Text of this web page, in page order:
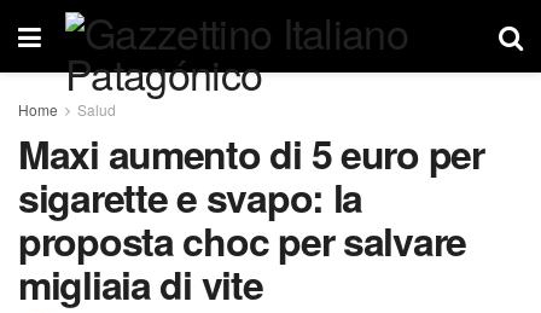
Home Salud
Maxi aumento di 5 euro per
sigarette e svapo: la
proposta choc per salvare
migliaia di vite